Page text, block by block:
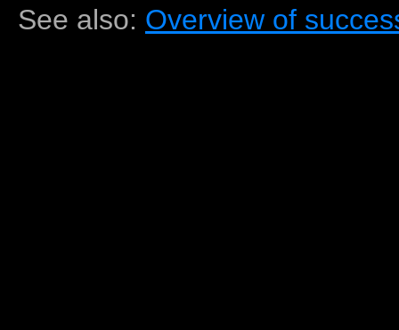
See also: Overview of